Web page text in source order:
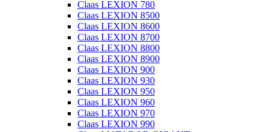
Claas LEXION 780
Claas LEXION 8500
Claas LEXION 8600
Claas LEXION 8700
Claas LEXION 8800
Claas LEXION 8900
Claas LEXION 900
Claas LEXION 930
Claas LEXION 950
Claas LEXION 960
Claas LEXION 970
Claas LEXION 990